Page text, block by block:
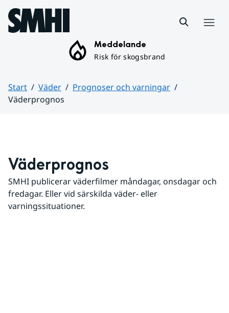
Hoppa till sidans innehåll
Meddelande
Risk för skogsbrand
Start Väder
Prognoser och varningar
Väderprognos
Väderprognos
SMHI publicerar väderfilmer måndagar, onsdagar och
fredagar. Eller vid särskilda väder- eller
varningssituationer.